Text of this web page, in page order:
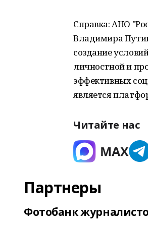
Справка: АНО
Владимира
создание
личностной и
эффективных
является
Читайте нас
Партнеры
Фотобанк